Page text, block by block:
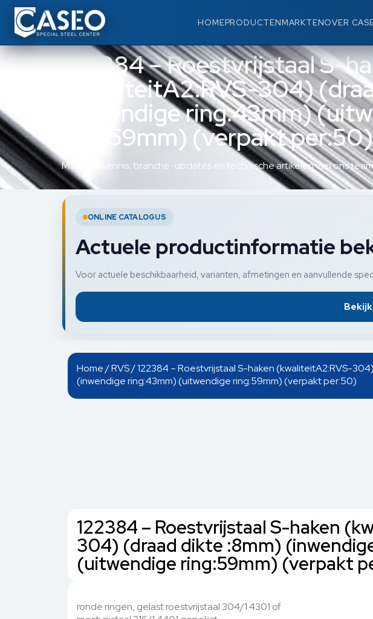
HOMEPRODUCTENMARKTENOVER
122384 – Roestvrijstaal S-
(kwaliteitA2:RVS-304)
(inwendige ring:43mm)
ring:59mm) (verpakt per:50)
Materiaalkennis, branche-updates en technische artikelen van ons
ONLINE CATALOGUS
Actuele productinformatie
Voor actuele beschikbaarheid, varianten, afmetingen en aanvullende
Home/RVS/ 122384 – Roestvrijstaal S-haken (kwaliteitA2:RVS-
(inwendige ring:43mm) (uitwendige ring:59mm) (verpakt per:50)
122384 – Roestvrijstaal S-haken
304) (draad dikte :8mm)
(uitwendige ring:59mm) (verpakt
ronde ringen, gelast roestvrijstaal 304/1.4301 of